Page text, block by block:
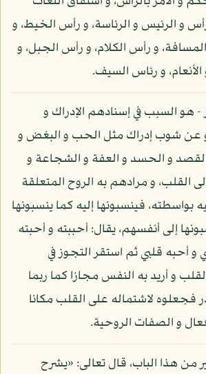
و الرئيس و الرئاسة، و رأس الخيط، و
و رأس الكلام، و رأس الجبل، و
و رئاس السيف.
هو السبب في إسنادهم الإدراك و
عن شوب إدراك مثل الحب و البغض و
و الحسد و العفة و الشجاعة و
القلب، و مرادهم به الروح المتعلقة
بواسطته، فينسبونها إليه كما ينسبونها
إلى أنفسهم، يقال: أحببته و أحبته
أحبه قلبي ثم استقر التجوز في
و أريد به النفس مجازا كما ربما
فجعلوه لاشتماله على القلب مكانا
و الصفات الروحية.
من هذا الباب، قال تعالى: «يشرح